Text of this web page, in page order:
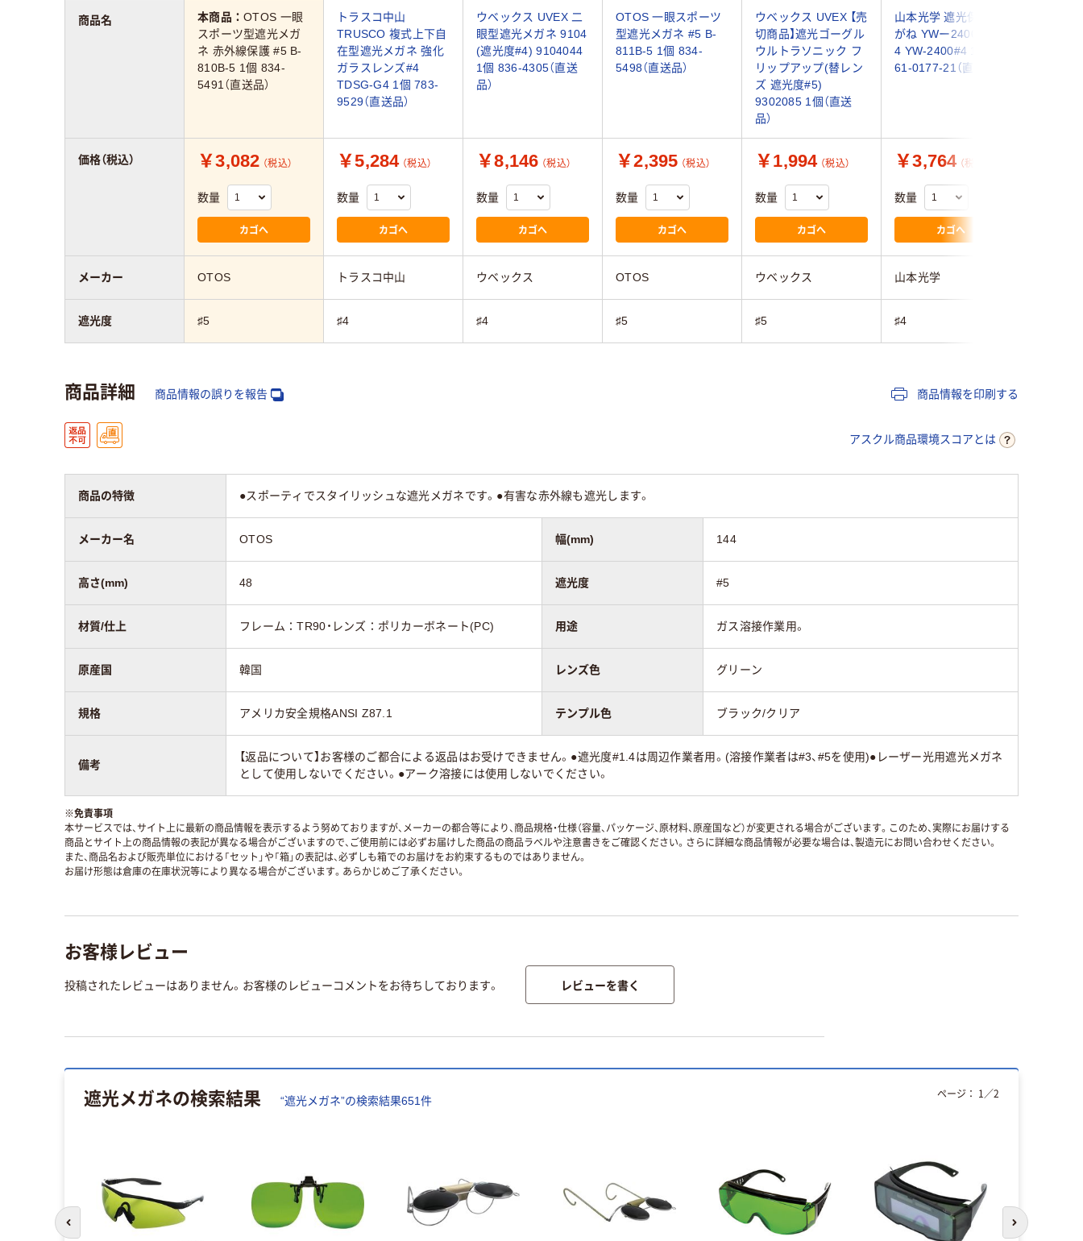
本商品：OTOS 一眼
スポーツ型遮光メガ
ネ 赤外線保護 #5 B-
810B-5 1個 834-
5491（直送品）
トラスコ中山
TRUSCO 複式上下自
在型遮光メガネ 強化
ガラスレンズ#4
TDSG-G4 1個 783-
9529（直送品）
ウベックス UVEX 二
眼型遮光メガネ 9104
(遮光度#4) 9104044
1個 836-4305（直送
品）
OTOS 一眼スポーツ
型遮光メガネ #5 B-
811B-5 1個 834-
5498（直送品）
ウベックス UVEX 【売
切商品】遮光ゴーグル
ウルトラソニック フ
リップアップ(替レン
ズ 遮光度#5)
9302085 1個（直送
品）
山本光学 遮光保護め
がね YWー2400 JIS
4 YW-2400#4 1個
61-0177-21（直送品）
￥3,082 （税込）
数量
カゴへ
￥5,284 （税込）
数量
カゴへ
￥8,146 （税込）
数量
カゴへ
￥2,395 （税込）
数量
カゴへ
￥1,994 （税込）
数量
カゴへ
￥3,764 （税込）
数量
カゴへ
OTOS トラスコ中山 ウベックス OTOS ウベックス 山本光学
♯5 ♯4 ♯4 ♯5 ♯5 ♯4
商品名
価格（税込）
メーカー
遮光度
商品詳細 商品情報の誤りを報告 商品情報を印刷する
アスクル商品環境スコアとは
商品の特徴 ●スポーティでスタイリッシュな遮光メガネです。●有害な赤外線も遮光します。
メーカー名 OTOS 幅(mm) 144
高さ(mm) 48 遮光度 #5
材質/仕上 フレーム：TR90・レンズ：ポリカーボネート(PC) 用途 ガス溶接作業用。
原産国 韓国 レンズ色 グリーン
規格 アメリカ安全規格ANSI Z87.1 テンプル色 ブラック/クリア
備考
【返品について】お客様のご都合による返品はお受けできません。●遮光度#1.4は周辺作業者用。(溶接作業者は#3、#5を使用)●レーザー光用遮光メガネ
として使用しないでください。●アーク溶接には使用しないでください。
※免責事項
本サービスでは、サイト上に最新の商品情報を表示するよう努めておりますが、メーカーの都合等により、商品規格・仕様（容量、パッケージ、原材料、原産国など）が変更される場合がございます。このため、実際にお届けする
商品とサイト上の商品情報の表記が異なる場合がございますので、ご使用前には必ずお届けした商品の商品ラベルや注意書きをご確認ください。さらに詳細な商品情報が必要な場合は、製造元にお問い合わせください。
また、商品名および販売単位における「セット」や「箱」の表記は、必ずしも箱でのお届けをお約束するものではありません。
お届け形態は倉庫の在庫状況等により異なる場合がございます。あらかじめご了承ください。
お客様レビュー
投稿されたレビューはありません。お客様のレビューコメントをお待ちしております。 レビューを書く
遮光メガネの検索結果 “遮光メガネ”の検索結果651件
ページ： 1 ／2
前のスライドへ 次のスライド